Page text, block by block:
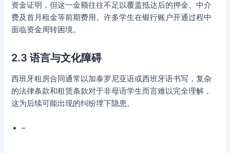
资金证明，但这一金额往往不足以覆盖抵达后的押金、中介
费及首月租金等前期费用。许多学生在银行账户开通过程中
面临资金周转困境。
2.3 语言与文化障碍
西班牙租房合同通常以加泰罗尼亚语或西班牙语书写，复杂
的法律条款和租赁条款对于非母语学生而言难以完全理解，
这为后续可能出现的纠纷埋下隐患。
–